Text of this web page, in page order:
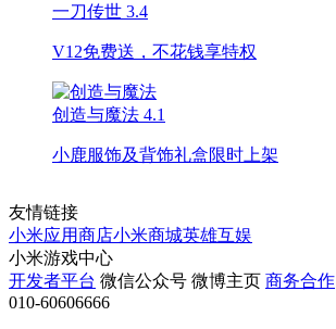
一刀传世 3.4
V12免费送，不花钱享特权
创造与魔法 4.1
小鹿服饰及背饰礼盒限时上架
友情链接
小米应用商店小米商城英雄互娱
小米游戏中心
开发者平台 微信公众号 微博主页 商务合作
010-60606666